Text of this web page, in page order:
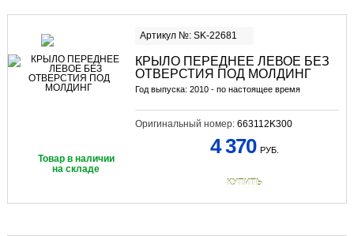
Артикул №: SK-22681
КРЫЛО ПЕРЕДНЕЕ ЛЕВОЕ БЕЗ
ОТВЕРСТИЯ ПОД МОЛДИНГ
Год выпуска: 2010 - по настоящее время
Оригинальный номер: 663112K300
Товар в наличии
на складе
4 370 РУБ.
КУПИТЬ